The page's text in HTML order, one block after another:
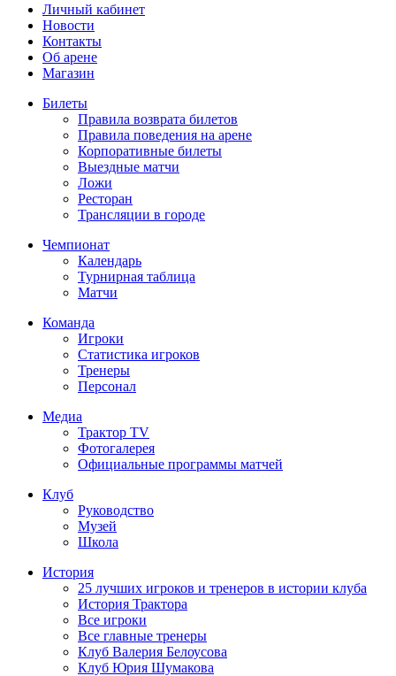
Личный кабинет
Новости
Контакты
Об арене
Магазин
Билеты
Правила возврата билетов
Правила поведения на арене
Корпоративные билеты
Выездные матчи
Ложи
Ресторан
Трансляции в городе
Чемпионат
Календарь
Турнирная таблица
Матчи
Команда
Игроки
Статистика игроков
Тренеры
Персонал
Медиа
Трактор TV
Фотогалерея
Официальные программы матчей
Клуб
Руководство
Музей
Школа
История
25 лучших игроков и тренеров в истории клуба
История Трактора
Все игроки
Все главные тренеры
Клуб Валерия Белоусова
Клуб Юрия Шумакова